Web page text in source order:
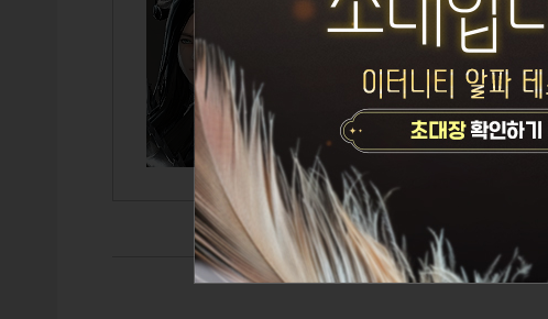
연극배우 서형윤
TITLE
취향이니
GUILD
설정된 길
CAIRDE 키언